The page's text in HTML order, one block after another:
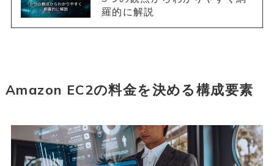
羅的に解説
Amazon EC2の料金を決める構成要素